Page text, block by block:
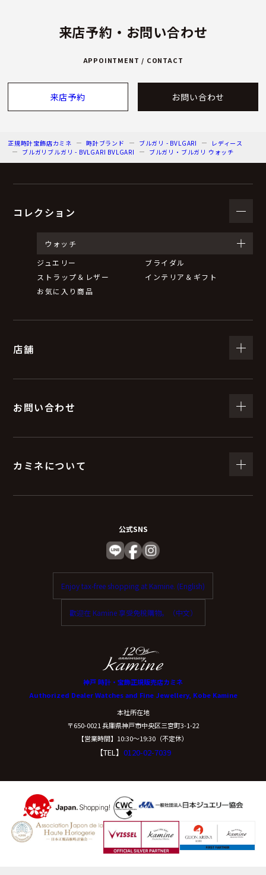
来店予約・お問い合わせ
APPOINTMENT / CONTACT
来店予約 お問い合わせ
正規時計宝飾店カミネ 時計ブランド ブルガリ - BVLGARI
レディース
ブルガリブルガリ - BVLGARI BVLGARI
ブルガリ・ブルガリ ウォッチ
コレクション
ウォッチ
ジュエリー
ブライダル
ストラップ＆レザー
インテリア＆ギフト
お気に入り商品
店舗
お問い合わせ
カミネについて
公式SNS
Enjoy tax-free shopping at Kamine. (English)
歡迎在 Kamine 享受免稅購物。（中文）
神戸 時計・宝飾正規販売店カミネ
Authorized Dealer Watches and Fine Jewellery, Kobe Kamine
本社所在地
〒650-0021 兵庫県神戸市中央区三宮町3-1-22
【営業時間】10:30〜19:30（不定休）
【TEL】 0120-02-7039